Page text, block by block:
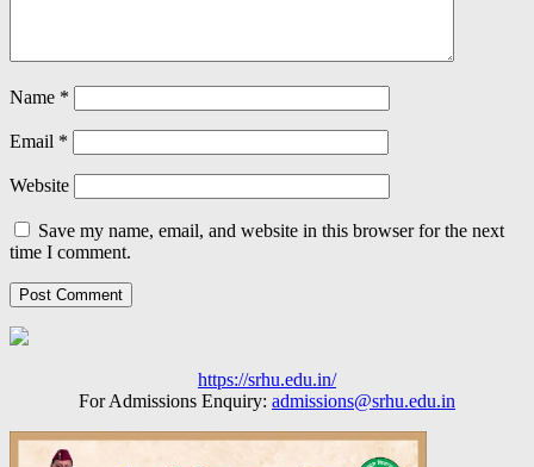
Name *
Email *
Website
Save my name, email, and website in this browser for the next
time I comment.
https://srhu.edu.in/
For Admissions Enquiry: admissions@srhu.edu.in